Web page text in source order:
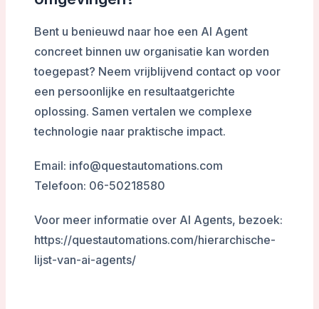
Bent u benieuwd naar hoe een AI Agent
concreet binnen uw organisatie kan worden
toegepast? Neem vrijblijvend contact op voor
een persoonlijke en resultaatgerichte
oplossing. Samen vertalen we complexe
technologie naar praktische impact.
Email: info@questautomations.com
Telefoon: 06-50218580
Voor meer informatie over AI Agents, bezoek:
https://questautomations.com/hierarchische-
lijst-van-ai-agents/